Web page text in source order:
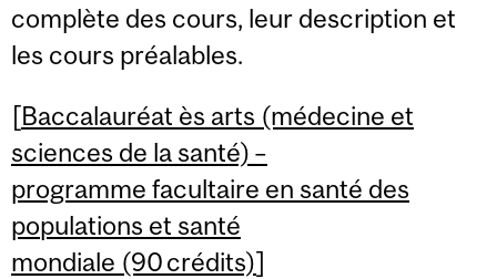
complète des cours, leur description et
les cours préalables.
[Baccalauréat ès arts (médecine et
sciences de la santé) –
programme facultaire en santé des
populations et santé
mondiale (90 crédits)]